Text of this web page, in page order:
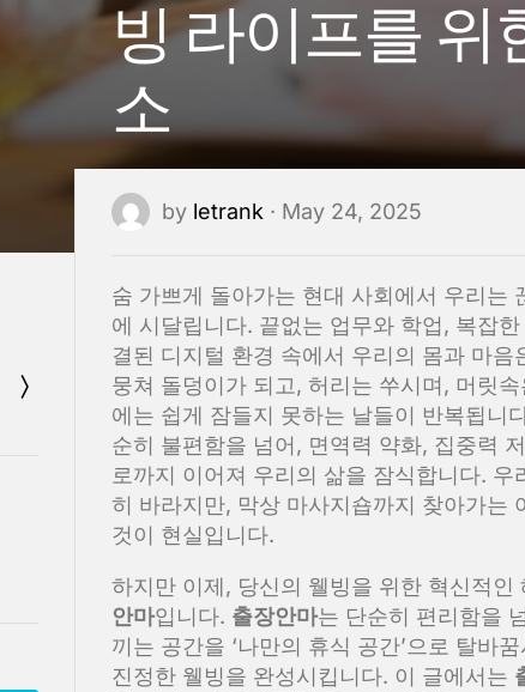
빙 라이프를 위
소
by letrank · May 24, 2025
숨 가쁘게 돌아가는 현대 사회에서 우리는
에 시달립니다. 끝없는 업무와 학업, 복잡
결된 디지털 환경 속에서 우리의 몸과 마
뭉쳐 돌덩이가 되고, 허리는 쑤시며, 머릿
에는 쉽게 잠들지 못하는 날들이 반복됩니
순히 불편함을 넘어, 면역력 약화, 집중력
로까지 이어져 우리의 삶을 잠식합니다. 우
히 바라지만, 막상 마사지숍까지 찾아가는
것이 현실입니다.
하지만 이제, 당신의 웰빙을 위한 혁신적인
안마입니다. 출장안마는 단순히 편리함을
끼는 공간을 ‘나만의 휴식 공간’으로 탈바
진정한 웰빙을 완성시킵니다. 이 글에서는